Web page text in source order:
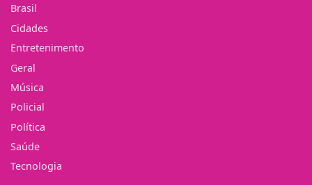
Brasil
Cidades
Entretenimento
Geral
Música
Policial
Política
Saúde
Tecnologia